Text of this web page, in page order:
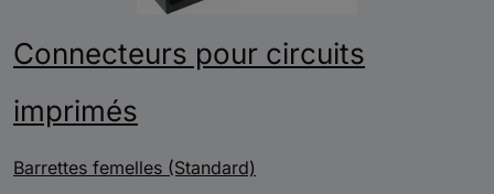
Connecteurs pour circuits
imprimés
Barrettes femelles (Standard)